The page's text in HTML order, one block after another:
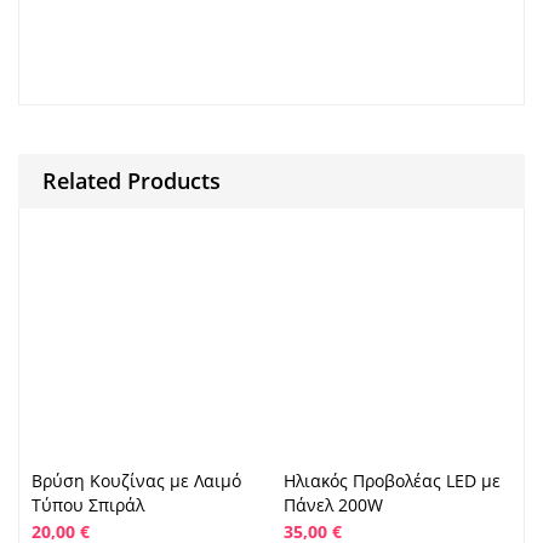
Related Products
Βρύση Κουζίνας με Λαιμό
Τύπου Σπιράλ
20,00 €
Ηλιακός Προβολέας LED με
Πάνελ 200W
35,00 €